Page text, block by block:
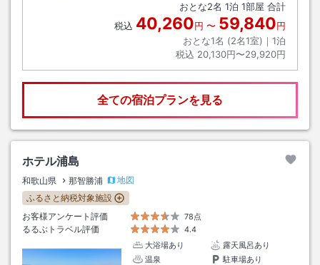
おとな2名 1泊 1部屋 合計
税込 40,260円 〜 59,840円
おとな1名 (2名1室)｜ 1泊
税込 20,130円〜29,920円
全ての宿泊プランを見る
ホテル浦島
和歌山県 那智勝浦
地図
ふるさと納税対象施設
お客様アンケート評価
78点
るるぶトラベル評価
4.4
大浴場あり
露天風呂あり
温泉
駐車場あり